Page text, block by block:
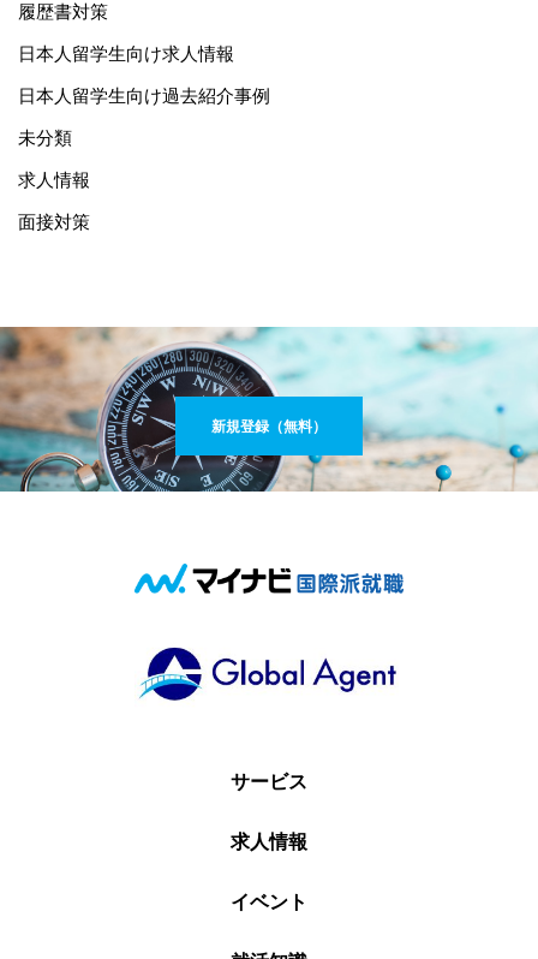
履歴書対策
日本人留学生向け求人情報
日本人留学生向け過去紹介事例
未分類
求人情報
面接対策
新規登録（無料）
サービス
求人情報
イベント